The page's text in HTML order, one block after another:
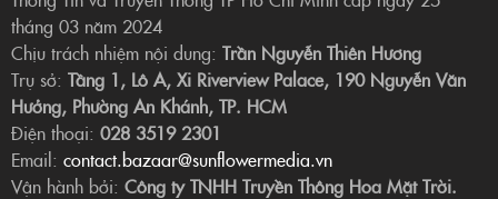
tháng 03 năm 2024
Chịu trách nhiệm nội dung: Trần Nguyễn Thiên Hương
Trụ sở: Tầng 1, Lô A, Xi Riverview Palace, 190 Nguyễn Văn
Hưởng, Phường An Khánh, TP. HCM
Điện thoại: 028 3519 2301
Email: contact.bazaar@sunflowermedia.vn
Vận hành bởi: Công ty TNHH Truyền Thông Hoa Mặt Trời.